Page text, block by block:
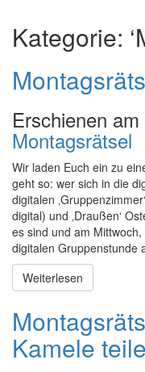
Kategorie:
Erschienen
Montagsrätsel
Wir laden Euch ein zu
geht so: wer sich in die
digitalen
digital) und ‚Draußen‘
es sind und am
digitalen
Weiterlesen
Kamele